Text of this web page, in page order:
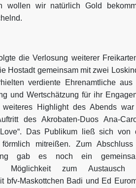
wollen wir natürlich Gold
die Verlosung weiterer
Hostadt gemeinsam mit zwei
verdiente Ehrenamtliche aus
und Wertschätzung für ihr
Highlight des Abends
des Akrobaten-Duos Ana-
Das Publikum ließ sich von
förmlich mitreißen. Zum
gab es noch ein
Möglichkeit zum Austausch
bfv-Maskottchen Badi und Ed